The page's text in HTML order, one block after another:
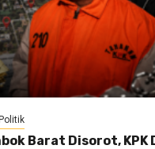
Barat Disorot, KPK